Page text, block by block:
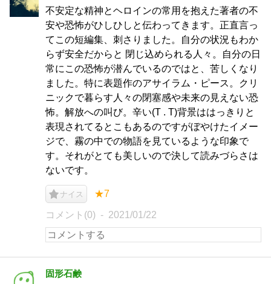
不安定な精神とヘロインの常用を抱えた著者の不
安や恐怖がひしひしと伝わってきます。正直言っ
てこの短編集、刺さりました。自分の状況もわか
らず安全だからと 閉じ込められる人々。自分の日
常にこの恐怖が潜んでいるのではと、苦しくなり
ました。特に表題作のアサイラム・ピース。クリ
ニックで暮らす人々の閉塞感や未来の見えない恐
怖。解放への叫び。辛い(T . T)背景ははっきりと
表現されてるとこもあるのですがぼやけたイメー
ジで、霧の中での物語を見ているような印象で
す。それがとても美しいので決して読みづらさは
ないです。
ナイス ★7
コメント(0) 2021/01/22
固形石鹸